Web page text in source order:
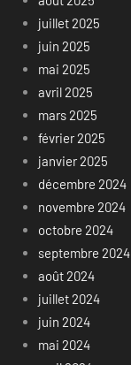
juillet 2025
juin 2025
mai 2025
avril 2025
mars 2025
février 2025
janvier 2025
décembre 2024
novembre 2024
octobre 2024
septembre 2024
août 2024
juillet 2024
juin 2024
mai 2024